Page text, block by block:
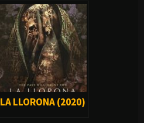
LA LLORONA (2020)